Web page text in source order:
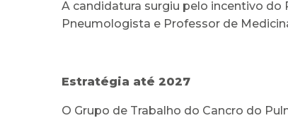
A candidatura surgiu pelo incentivo do
Pneumologista e Professor de
Estratégia até 2027
O Grupo de Trabalho do Cancro do